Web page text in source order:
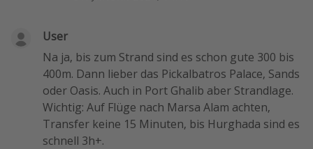
User
Na ja, bis zum Strand sind es schon gute 300 bis
400m. Dann lieber das Pickalbatros Palace, Sands
oder Oasis. Auch in Port Ghalib aber Strandlage.
Wichtig: Auf Flüge nach Marsa Alam achten,
Transfer keine 15 Minuten, bis Hurghada sind es
schnell 3h+.